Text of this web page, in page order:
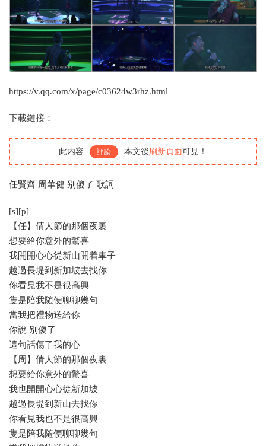
https://v.qq.com/x/page/c03624w3rhz.html
下載鏈接：
此内容 評論 本文後刷新頁面可見！
任賢齊 周華健 别傻了 歌詞
[s][p]
【任】倩人節的那個夜裏
想要給你意外的驚喜
我開開心心從新山開着車子
越過長堤到新加坡去找你
你看見我不是很高興
隻是陪我随便聊聊幾句
當我把禮物送給你
你說 别傻了
這句話傷了我的心
【周】倩人節的那個夜裏
想要給你意外的驚喜
我也開開心心從新加坡
越過長堤到新山去找你
你看見我也不是很高興
隻是陪我随便聊聊幾句